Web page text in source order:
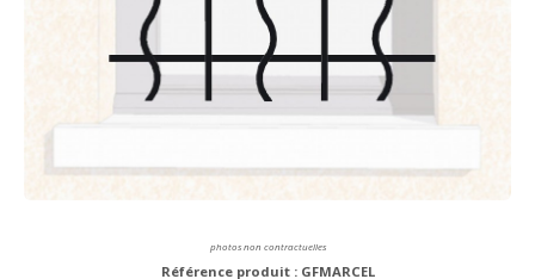
photos non contractuelles
Référence produit : GFMARCEL